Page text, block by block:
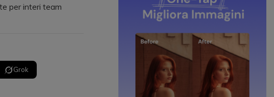
per interi team
Grok